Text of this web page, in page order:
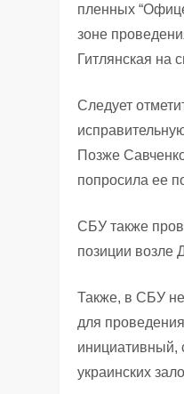
пленных
зоне
Гитлянская на
Следует
Позже
попросила ее
СБУ также
позиции возле
Также, в СБУ
для
инициативный,
украинских